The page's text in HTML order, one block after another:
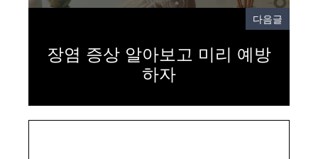
다음글
장염 증상 알아보고 미리 예방
하자